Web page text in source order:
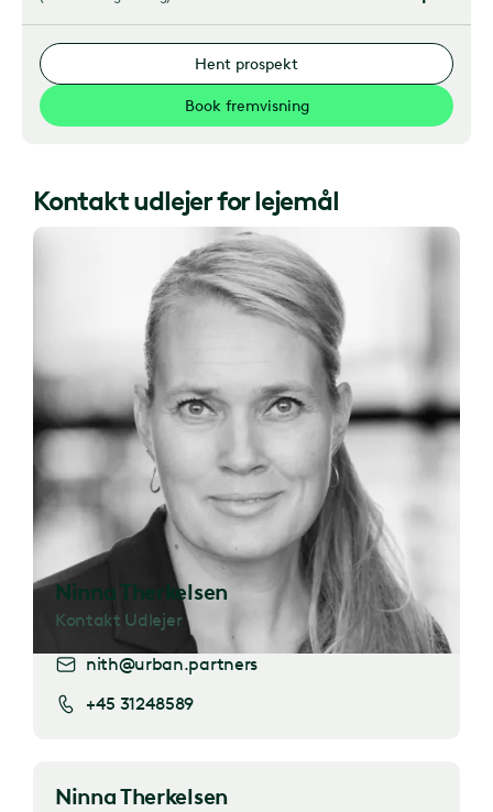
Hent prospekt
Book fremvisning
Kontakt udlejer for lejemål
Ninna Therkelsen
Kontakt Udlejer
nith@urban.partners
+45 31248589
Ninna Therkelsen